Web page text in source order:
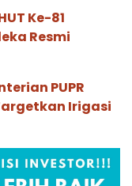
Ke-81
Resmi
PUPR
Irigasi